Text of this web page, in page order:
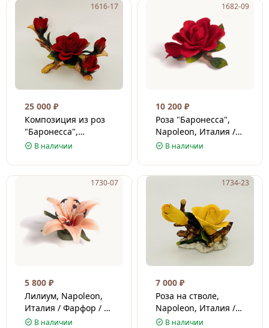
1616-17
25 000 ₽
Композиция из роз
"Баронесса",
Napoleon, Италия /
В наличии
1682-09
10 200 ₽
Роза "Баронесса",
Napoleon, Италия /
Фарфор / 11 см
В наличии
1730-07
5 800 ₽
Лилиум, Napoleon,
Италия / Фарфор / 9
см В наличии
1734-23
7 000 ₽
Роза на стволе,
Napoleon, Италия /
Фарфор / 9 см
В наличии